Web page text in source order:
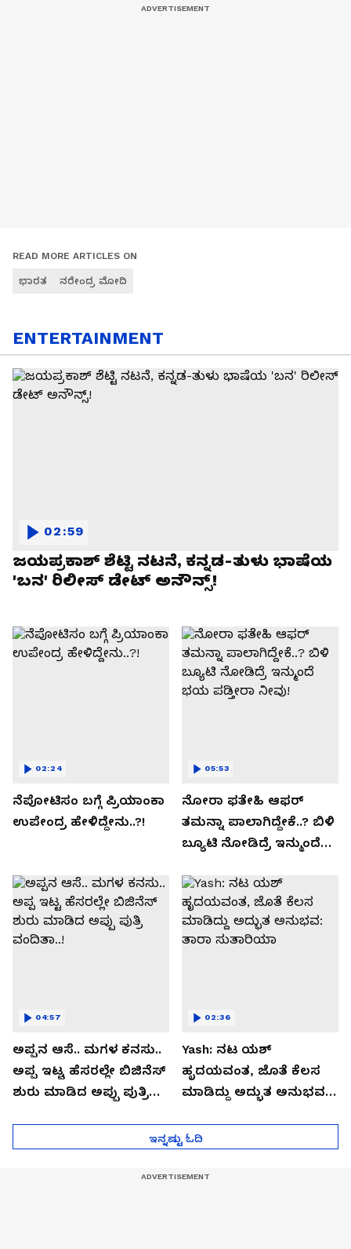
READ MORE ARTICLES ON
ಭಾರತ ನರೇಂದ್ರ ಮೋದಿ
ENTERTAINMENT
ಜಯಪ್ರಕಾಶ್ ಶೆಟ್ಟಿ ನಟನೆ, ಕನ್ನಡ-ತುಳು ಭಾಷೆಯ
'ಬನ' ರಿಲೀಸ್ ಡೇಟ್ ಅನೌನ್ಸ್!
02:59
ನೆಪೋಟಿಸಂ ಬಗ್ಗೆ ಪ್ರಿಯಾಂಕಾ
ಉಪೇಂದ್ರ ಹೇಳಿದ್ದೇನು..?!
02:24
ನೋರಾ ಫತೇಹಿ ಆಫರ್​
ತಮನ್ನಾ ಪಾಲಾಗಿದ್ದೇಕೆ..? ಬಿಳಿ
ಬ್ಯೂಟಿ ನೋಡಿದ್ರೆ ಇನ್ಮುಂದೆ
05:53
ಅಪ್ಪನ ಆಸೆ.. ಮಗಳ ಕನಸು..
ಅಪ್ಪ ಇಟ್ಟ ಹೆಸರಲ್ಲೇ ಬಿಜಿನೆಸ್​
ಶುರು ಮಾಡಿದ ಅಪ್ಪು ಪುತ್ರಿ
04:57
Yash: ನಟ ಯಶ್​
ಹೃದಯವಂತ, ಜೊತೆ ಕೆಲಸ
ಮಾಡಿದ್ದು ಅದ್ಭುತ ಅನುಭವ:
02:36
ಇನ್ನಷ್ಟು ಓದಿ